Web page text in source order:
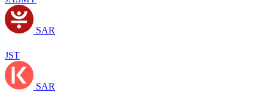
SAR
JST
SAR